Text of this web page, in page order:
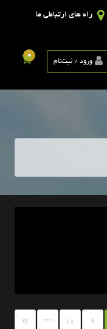
راه های ارتباطی ما
ورود / ثبت‌نام
0
9
10
...
»